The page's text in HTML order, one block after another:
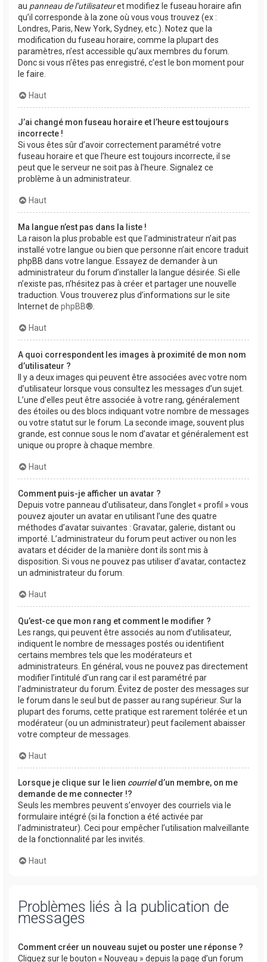
au panneau de l’utilisateuret modifiez le fuseau horaire afin
qu’il corresponde à la zone où vous vous trouvez (ex :
Londres, Paris, New York, Sydney, etc.). Notez que la
modification du fuseau horaire, comme la plupart des
paramètres, n’est accessible qu’aux membres du forum.
Donc si vous n’êtes pas enregistré, c’est le bon moment pour
le faire.
Haut
J’ai changé mon fuseau horaire et l’heure est toujours
incorrecte !
Si vous êtes sûr d’avoir correctement paramétré votre
fuseau horaire et que l’heure est toujours incorrecte, il se
peut que le serveur ne soit pas à l’heure. Signalez ce
problème à un administrateur.
Haut
Ma langue n’est pas dans la liste !
La raison la plus probable est que l’administrateur n’ait pas
installé votre langue ou bien que personne n’ait encore traduit
phpBB dans votre langue. Essayez de demander à un
administrateur du forum d’installer la langue désirée. Si elle
n’existe pas, n’hésitez pas à créer et partager une nouvelle
traduction. Vous trouverez plus d’informations sur le site
Internet de phpBB®.
Haut
A quoi correspondent les images à proximité de mon nom
d’utilisateur ?
Il y a deux images qui peuvent être associées avec votre nom
d’utilisateur lorsque vous consultez les messages d’un sujet.
L’une d’elles peut être associée à votre rang, généralement
des étoiles ou des blocs indiquant votre nombre de messages
ou votre statut sur le forum. La seconde image, souvent plus
grande, est connue sous le nom d’avatar et généralement est
unique ou propre à chaque membre.
Haut
Comment puis-je afficher un avatar ?
Depuis votre panneau d’utilisateur, dans l’onglet « profil » vous
pouvez ajouter un avatar en utilisant l’une des quatre
méthodes d’avatar suivantes : Gravatar, galerie, distant ou
importé. L’administrateur du forum peut activer ou non les
avatars et décider de la manière dont ils sont mis à
disposition. Si vous ne pouvez pas utiliser d’avatar, contactez
un administrateur du forum.
Haut
Qu’est-ce que mon rang et comment le modifier ?
Les rangs, qui peuvent être associés au nom d’utilisateur,
indiquent le nombre de messages postés ou identifient
certains membres tels que les modérateurs et
administrateurs. En général, vous ne pouvez pas directement
modifier l’intitulé d’un rang car il est paramétré par
l’administrateur du forum. Évitez de poster des messages sur
le forum dans le seul but de passer au rang supérieur. Sur la
plupart des forums, cette pratique est rarement tolérée et un
modérateur (ou un administrateur) peut facilement abaisser
votre compteur de messages.
Haut
Lorsque je clique sur le lien courrield’un membre, on me
demande de me connecter !?
Seuls les membres peuvent s’envoyer des courriels via le
formulaire intégré (si la fonction a été activée par
l’administrateur). Ceci pour empêcher l’utilisation malveillante
de la fonctionnalité par les invités.
Haut
Problèmes liés à la publication de
messages
Comment créer un nouveau sujet ou poster une réponse ?
Cliquez sur le bouton « Nouveau » depuis la page d’un forum